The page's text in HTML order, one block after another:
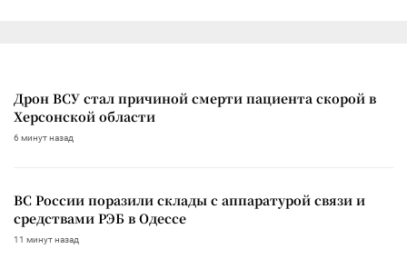
Дрон ВСУ стал причиной смерти пациента скорой в
Херсонской области
6 минут назад
ВС России поразили склады с аппаратурой связи и
средствами РЭБ в Одессе
11 минут назад